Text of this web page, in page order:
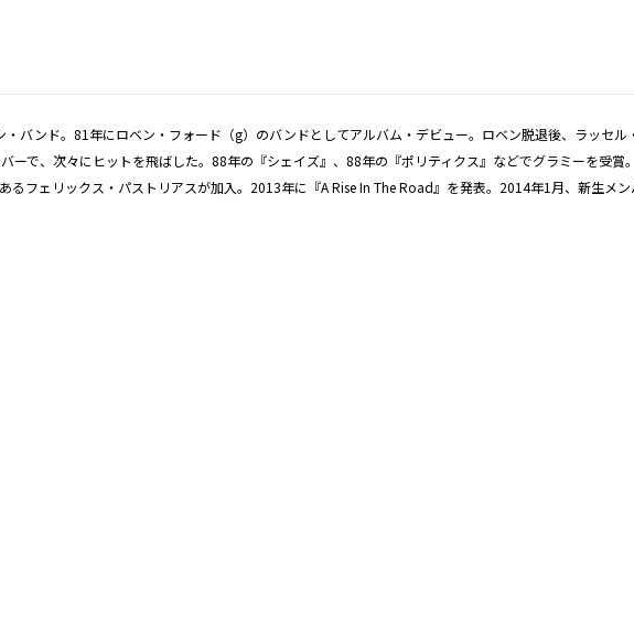
バンド。81年にロベン・フォード（g）のバンドとしてアルバム・デビュー。ロベン脱退後、ラッセル
ーで、次々にヒットを飛ばした。88年の『シェイズ』、88年の『ポリティクス』などでグラミーを受
るフェリックス・パストリアスが加入。2013年に『A Rise In The Road』を発表。2014年1月、新生メン